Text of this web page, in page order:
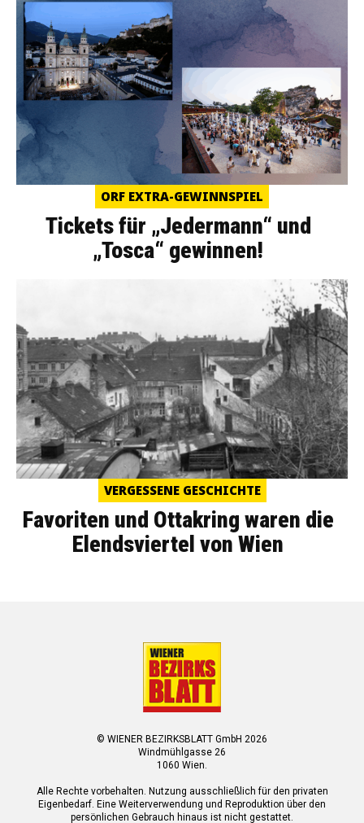
ORF EXTRA-GEWINNSPIEL
Tickets für „Jedermann“ und
„Tosca“ gewinnen!
VERGESSENE GESCHICHTE
Favoriten und Ottakring waren die
Elendsviertel von Wien
© WIENER BEZIRKSBLATT GmbH 2026
Windmühlgasse 26
1060 Wien.
Alle Rechte vorbehalten. Nutzung ausschließlich für den privaten
Eigenbedarf. Eine Weiterverwendung und Reproduktion über den
persönlichen Gebrauch hinaus ist nicht gestattet.